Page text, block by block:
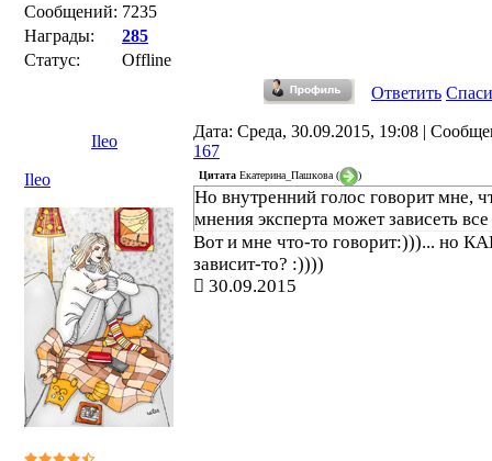
Сообщений: 7235
Награды:
285
Статус:
Offline
Ответить
Ileo
Дата: Среда, 30.09.2015, 19:08 |
167
Ileo
Цитата Екатерина_Пашкова ( )
Но внутренний голос говорит мне,
мнения эксперта может зависеть все
Вот и мне что-то говорит:)))... но
зависит-то? :))))
30.09.2015